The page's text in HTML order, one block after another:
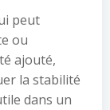
peut
ou
ajouté,
la stabilité
dans un